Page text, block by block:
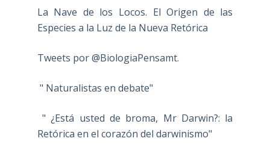
La Nave de los Locos. El Origen de las
Especies a la Luz de la Nueva Retórica
Tweets por @BiologiaPensamt.
" Naturalistas en debate"
" ¿Está usted de broma, Mr Darwin?: la
Retórica en el corazón del darwinismo"